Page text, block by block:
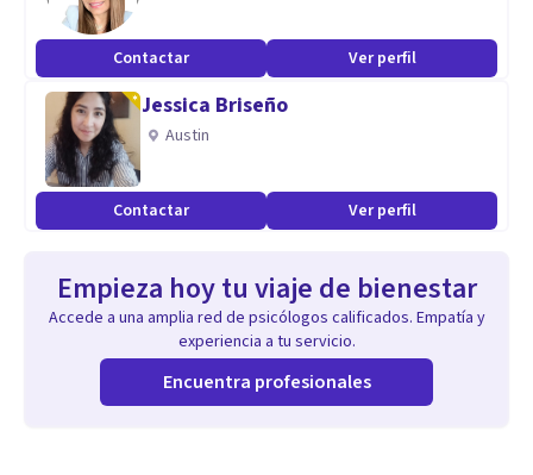
Contactar Ver perfil
Jessica Briseño
Austin
Contactar Ver perfil
Empieza hoy tu viaje de bienestar
Accede a una amplia red de psicólogos calificados. Empatía y
experiencia a tu servicio.
Encuentra profesionales